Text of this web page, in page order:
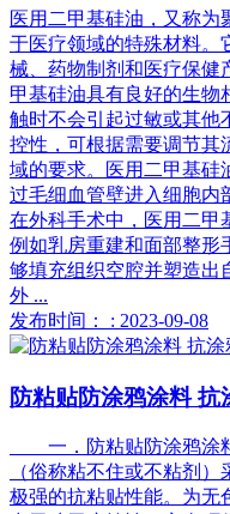
医用二甲基硅油，又称为
于医疗领域的特殊材料。
械、药物制剂和医疗保健
甲基硅油具有良好的生物
触时不会引起过敏或其他
控性，可根据需要调节其
域的要求。医用二甲基硅
过毛细血管壁进入细胞内
在外科手术中，医用二甲
例如乳房重建和面部整形
够填充组织空腔并塑造出
外 ...
发布时间： : 2023-09-08
防粘贴防涂鸦涂料
一．防粘贴防涂鸦涂
（俗称粘不住或不粘剂
极强的抗粘贴性能。为无